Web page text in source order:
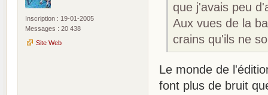
Inscription : 19-01-2005
Messages : 20 438
Site Web
que j'avais peu
Aux vues de la
crains qu'ils ne
Le monde de
font plus de bruit